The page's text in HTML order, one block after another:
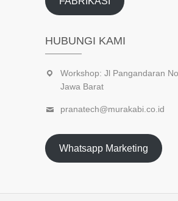
HUBUNGI KAMI
Workshop: Jl Pangandaran
Jawa Barat
pranatech@murakabi.co.id
Whatsapp Marketing